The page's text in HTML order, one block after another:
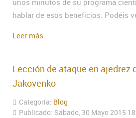
hablar de esos beneficios. Podéis
Leer más...
Lección de ataque en ajedrez
Jakovenko
Categoría: Blog
Publicado: Sábado, 30 Mayo 2015